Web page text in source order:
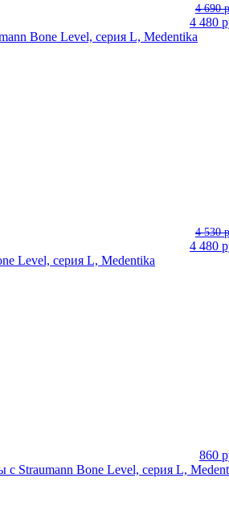
4 690
4 480
Bone Level, серия L, Medentika
4 530
4 480
Level, серия L, Medentika
860
Straumann Bone Level, серия L,